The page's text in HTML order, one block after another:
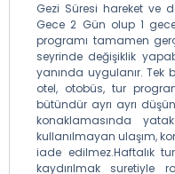
Gezi Süresi hareket ve
Gece 2 Gün olup 1
programı tamamen
seyrinde değişiklik
yanında uygulanır. Tek
otel, otobüs, tur
bütündür ayrı ayrı
konaklamasında
kullanılmayan ulaşım,
iade edilmez.Haftalık
kaydırılmak suretiyle